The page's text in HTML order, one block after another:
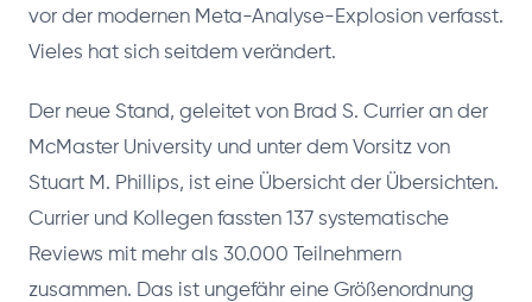
vor der modernen Meta-Analyse-Explosion verfasst.
Vieles hat sich seitdem verändert.
Der neue Stand, geleitet von Brad S. Currier an der
McMaster University und unter dem Vorsitz von
Stuart M. Phillips, ist eine Übersicht der Übersichten.
Currier und Kollegen fassten 137 systematische
Reviews mit mehr als 30.000 Teilnehmern
zusammen. Das ist ungefähr eine Größenordnung